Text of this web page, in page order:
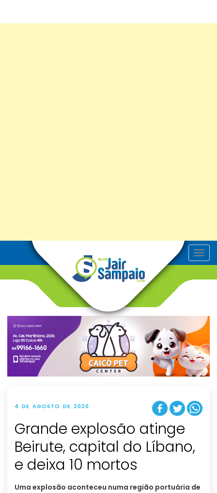
T
o
v
g
t
i
o
n
4 DE AGOSTO DE 2020
Grande explosão atinge
Beirute, capital do Líbano,
e deixa 10 mortos
Uma explosão aconteceu numa região portuária de